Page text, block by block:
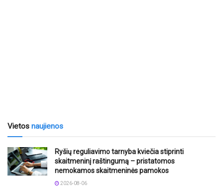
Vietos naujienos
Ryšių reguliavimo tarnyba kviečia stiprinti
skaitmeninį raštingumą – pristatomos
nemokamos skaitmeninės pamokos
2026-08-06